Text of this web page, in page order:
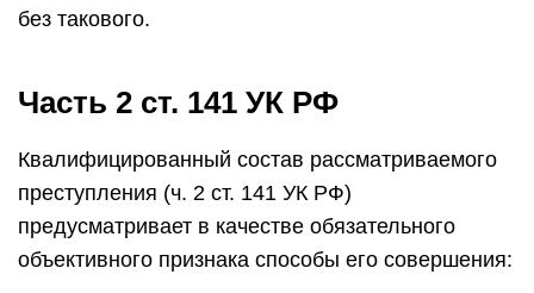
без такового.
Часть 2 ст. 141 УК РФ
Квалифицированный состав рассматриваемого
преступления (ч. 2 ст. 141 УК РФ)
предусматривает в качестве обязательного
объективного признака способы его совершения: